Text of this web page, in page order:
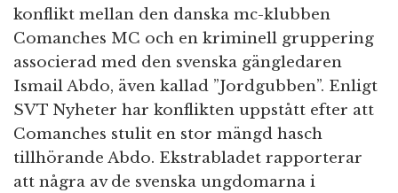
konflikt mellan den danska mc-klubben
Comanches MC och en kriminell gruppering
associerad med den svenska gängledaren
Ismail Abdo, även kallad ”Jordgubben”. Enligt
SVT Nyheter har konflikten uppstått efter att
Comanches stulit en stor mängd hasch
tillhörande Abdo. Ekstrabladet rapporterar
att några av de svenska ungdomarna i